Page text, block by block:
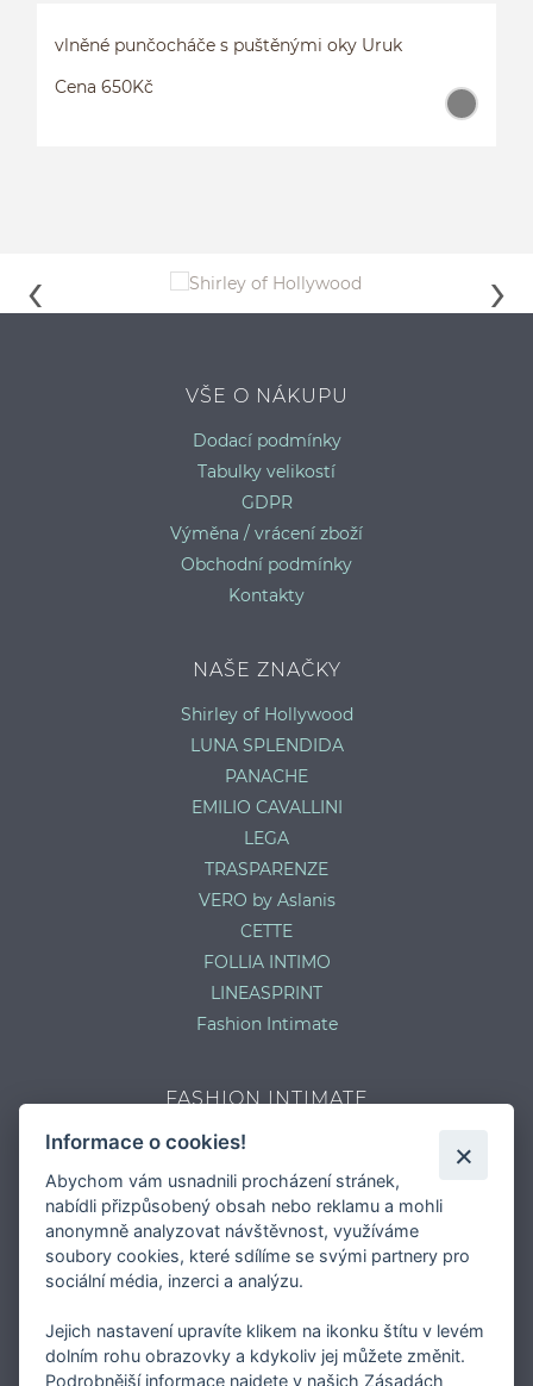
vlněné punčocháče s puštěnými oky Uruk
Cena 650Kč
VŠE O NÁKUPU
Dodací podmínky
Tabulky velikostí
GDPR
Výměna / vrácení zboží
Obchodní podmínky
Kontakty
NAŠE ZNAČKY
Shirley of Hollywood
LUNA SPLENDIDA
PANACHE
EMILIO CAVALLINI
LEGA
TRASPARENZE
VERO by Aslanis
CETTE
FOLLIA INTIMO
LINEASPRINT
Fashion Intimate
FASHION INTIMATE
Potřebujete poradit s velikostí?
Jaký typ kalhotek je pro vás vhodný?
Nejčastější chyby při výběru prádla
Typy podprsenek
Druhy plavek
Typy punčocháčů
Informace o cookies!
Abychom vám usnadnili procházení stránek,
nabídli přizpůsobený obsah nebo reklamu a mohli
anonymně analyzovat návštěvnost, využíváme
soubory cookies, které sdílíme se svými partnery pro
sociální média, inzerci a analýzu.
Jejich nastavení upravíte klikem na ikonku štítu v levém
dolním rohu obrazovky a kdykoliv jej můžete změnit.
Podrobnější informace najdete v našich Zásadách